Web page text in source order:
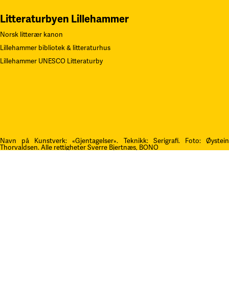
Litteraturbyen Lillehammer
Norsk litterær kanon
Lillehammer bibliotek & litteraturhus
Lillehammer UNESCO Litteraturby
Navn på Kunstverk: «Gjentagelser». Teknikk: Serigrafi. Foto: Øystein
Thorvaldsen. Alle rettigheter Sverre Bjertnæs, BONO